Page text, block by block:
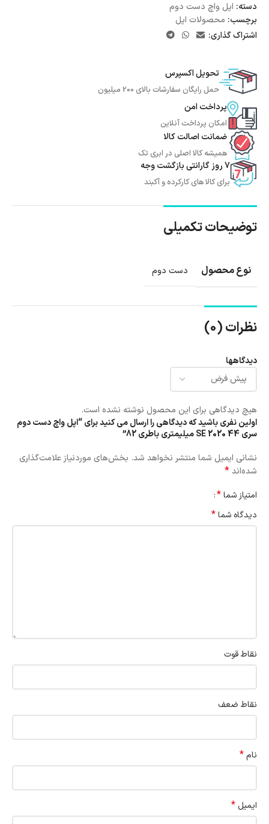
دسته: اپل واچ دست دوم
برچسب: محصولات اپل
اشتراک گذاری:
تحویل اکسپرس
حمل رایگان سفارشات بالای 200 میلیون
پرداخت امن
امکان پرداخت آنلاین
ضمانت اصالت کالا
همیشه کالا اصلی در ابری تک
7 روز گارانتی بازگشت وجه
برای کالا های کارکرده و آکبند
توضیحات تکمیلی
نوع محصول دست دوم
نظرات (0)
دیدگاهها
هیچ دیدگاهی برای این محصول نوشته نشده است.
اولین نفری باشید که دیدگاهی را ارسال می کنید برای “اپل واچ دست دوم
سری SE 2020 44 میلیمتری باطری 82”
نشانی ایمیل شما منتشر نخواهد شد. بخش‌های موردنیاز علامت‌گذاری
شده‌اند*
امتیاز شما*
دیدگاه شما*
نقاط قوت
نقاط ضعف
نام*
ایمیل *